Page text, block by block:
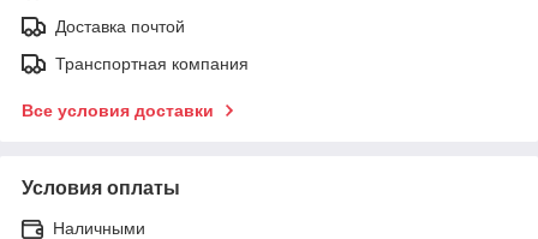
Доставка почтой
Транспортная компания
Все условия доставки
Условия оплаты
Наличными